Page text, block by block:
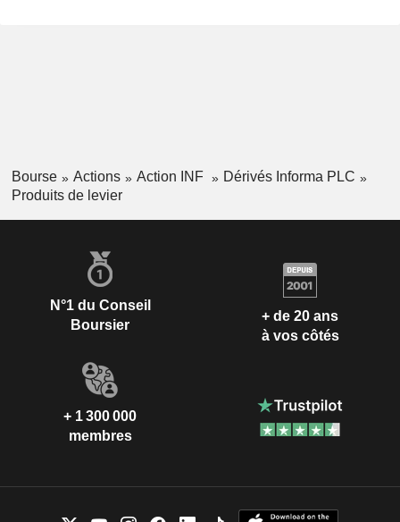
Bourse Actions Action INF
Dérivés Informa PLC
Produits de levier
N°1 du Conseil
Boursier
+ de 20 ans
à vos côtés
+ 1 300 000
membres